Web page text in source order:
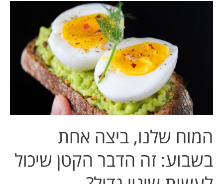
המוח שלנו, ביצה אחת
בשבוע: זה הדבר הקטן שיכול
שינוי
גדול?